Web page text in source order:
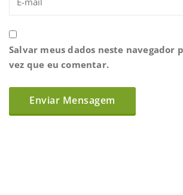
Salvar meus dados neste navegador
vez que eu comentar.